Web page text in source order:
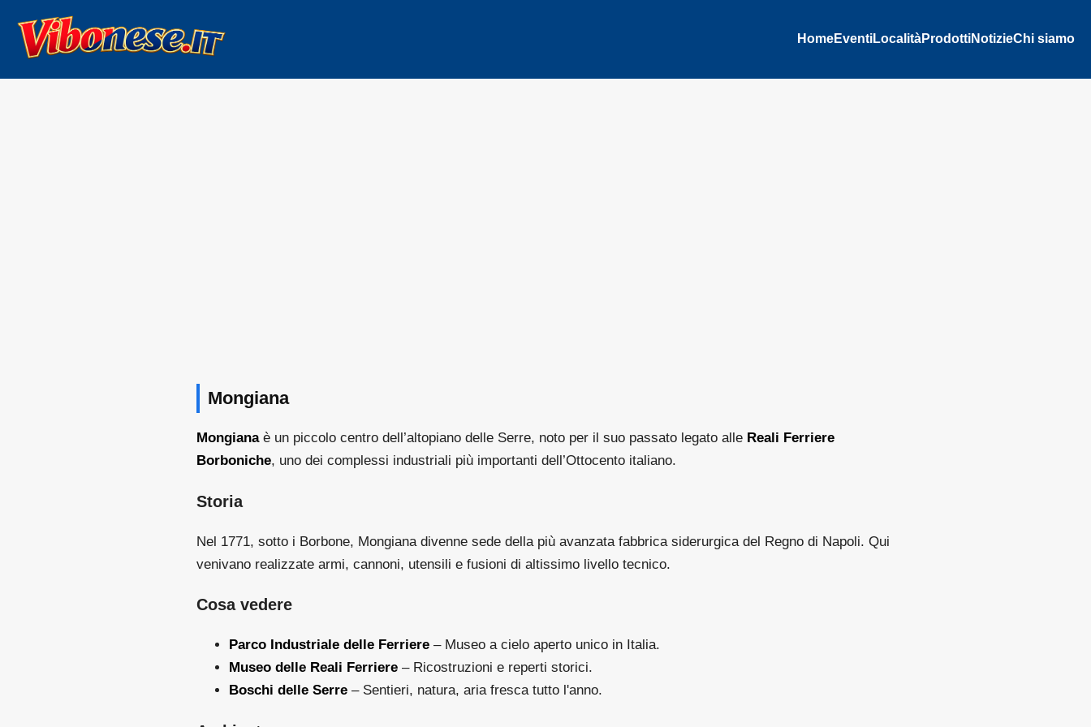
HomeEventiLocalitàProdottiNotizieChi siamo
Mongiana
Mongianaè un piccolo centro dell’altopiano delle Serre, noto per il suo passato legato alle Reali Ferriere
Borboniche, uno dei complessi industriali più importanti dell’Ottocento italiano.
Storia
Nel 1771, sotto i Borbone, Mongiana divenne sede della più avanzata fabbrica siderurgica del Regno di Napoli. Qui
venivano realizzate armi, cannoni, utensili e fusioni di altissimo livello tecnico.
Cosa vedere
Parco Industriale delle Ferriere – Museo a cielo aperto unico in Italia.
Museo delle Reali Ferriere – Ricostruzioni e reperti storici.
Boschi delle Serre – Sentieri, natura, aria fresca tutto l'anno.